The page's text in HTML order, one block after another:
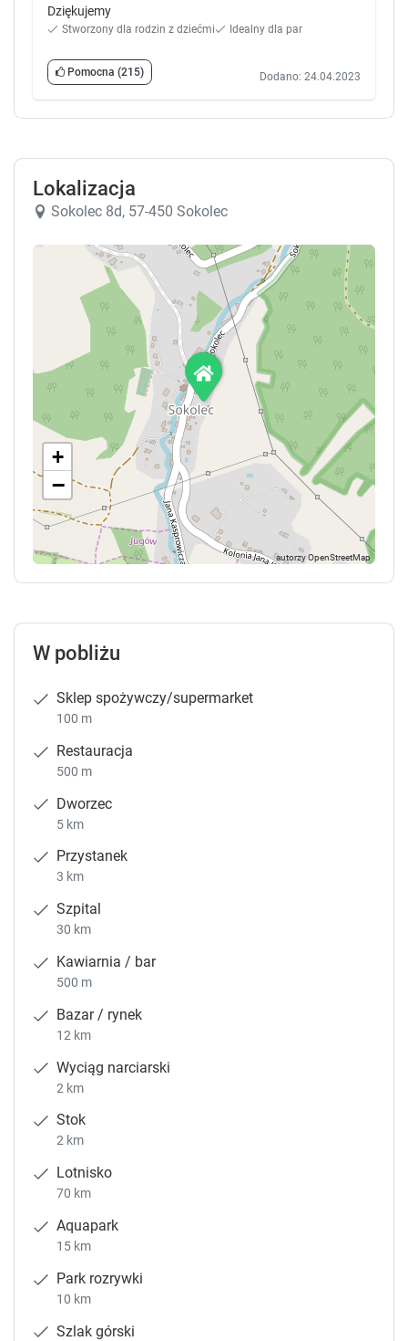
Dziękujemy
Stworzony dla rodzin z dziećmi Idealny dla par
Pomocna (215) Dodano: 24.04.2023
Lokalizacja
Sokolec 8d, 57-450 Sokolec
+
−
W pobliżu
Sklep spożywczy/supermarket
100 m
Restauracja
500 m
Dworzec
5 km
Przystanek
3 km
Szpital
30 km
Kawiarnia / bar
500 m
Bazar / rynek
12 km
Wyciąg narciarski
2 km
Stok
2 km
Lotnisko
70 km
Aquapark
15 km
Park rozrywki
10 km
Szlak górski